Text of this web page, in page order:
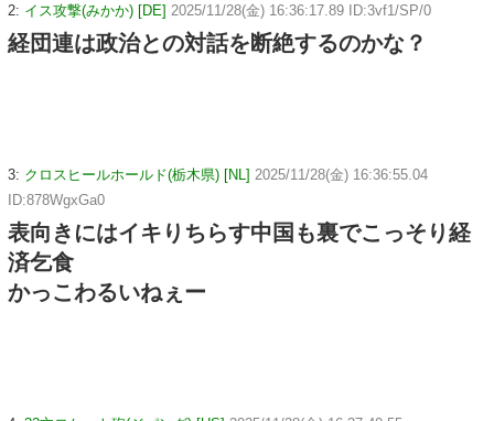
2: イス攻撃(みかか) [DE] 2025/11/28(金) 16:36:17.89 ID:3vf1/SP/0
経団連は政治との対話を断絶するのかな？
3: クロスヒールホールド(栃木県) [NL] 2025/11/28(金) 16:36:55.04
ID:878WgxGa0
表向きにはイキりちらす中国も裏でこっそり経
済乞食
かっこわるいねぇー